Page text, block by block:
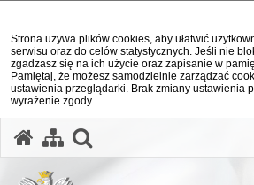
Strona używa plików cookies, aby ułatwić
serwisu oraz do celów statystycznych. Jeśli nie
zgadzasz się na ich użycie oraz zapisanie w
Pamiętaj, że możesz samodzielnie zarządzać
ustawienia przeglądarki. Brak zmiany ustawienia
wyrażenie zgody.